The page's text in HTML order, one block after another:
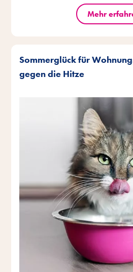
Mehr
Sommerglück für
gegen die Hitze